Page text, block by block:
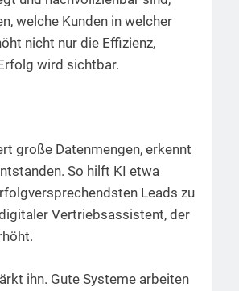
welche Kunden in welcher
nicht nur die Effizienz,
wird sichtbar.
große Datenmengen, erkennt
So hilft KI etwa
Leads zu
Vertriebsassistent, der
ihn. Gute Systeme arbeiten